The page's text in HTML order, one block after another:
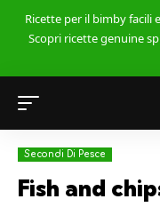
Ricette per il bimby facili
Scopri ricette genuine
Secondi Di Pesce
Fish and